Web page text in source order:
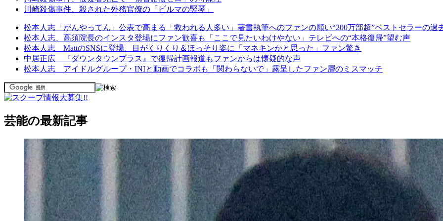
川崎殺傷事件、殺された外務官僚の「ビルマの竪琴」
松本人志「がんやってん」公表で高まる「救われる人多い」著書執筆へのファンの願い“200万部超”ベストセラーの過
松本人志、高須院長のインスタ登場にファン歓喜も「ここで見たいわけやない」テレビへの“本格復帰”望む声
松本人志 MattのSNSに登場、目がくりくり＆ほっそり姿に「マネキンかと思った」ファン驚き
中居正広 『ダウンタウンプラス』で復帰計画報道もファンからは懐疑的な声
松本人志 アイドルグループ・INIと動画でコラボも「関わらないで」露呈したファン層のミスマッチ
芸能の最新記事